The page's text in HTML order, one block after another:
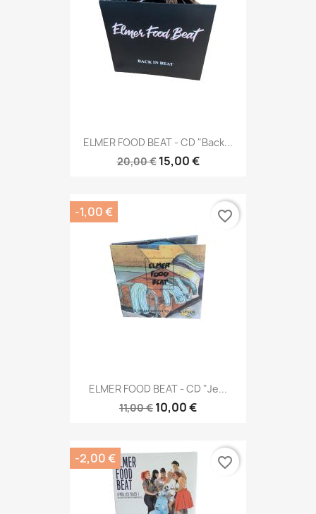
ELMER FOOD BEAT - CD "Back...
20,00 € 15,00 €
ELMER FOOD BEAT - CD "Je...
11,00 € 10,00 €
-1,00 € favorite_border
-2,00 € favorite_border